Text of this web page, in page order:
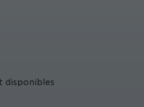
disponibles